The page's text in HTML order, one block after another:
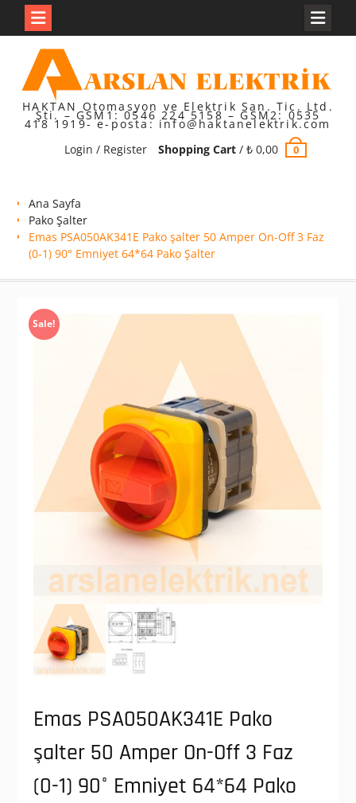
content
HAKTAN Otomasyon ve Elektrik San. Tic. Ltd.
Şti. – GSM1: 0546 224 5158 – GSM2: 0535
418 1919- e-posta: info@haktanelektrik.com
Login / Register
Shopping Cart/ ₺0,00 0
Ana Sayfa
Pako Şalter
Emas PSA050AK341E Pako şalter 50 Amper On-Off 3 Faz
(0-1) 90° Emniyet 64*64 Pako Şalter
Sale!
Emas PSA050AK341E Pako
şalter 50 Amper On-Off 3 Faz
(0-1) 90° Emniyet 64*64 Pako